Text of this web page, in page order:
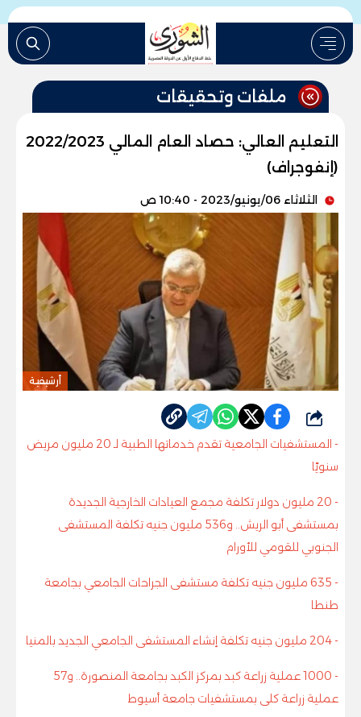
ملفات وتحقيقات
التعليم العالي: حصاد العام المالي 2022/2023
(إنفوجراف)
الثلاثاء 06/يونيو/2023 - 10:40 ص
أرشيفية
شارك
- المستشفيات الجامعية تقدم خدماتها الطبية لـ 20 مليون مريض
سنويًا
- 20 مليون دولار تكلفة مجمع العيادات الخارجية الجديدة
بمستشفى أبو الريش.. و536 مليون جنيه تكلفة المستشفى
الجنوبي للقومي للأورام
- 635 مليون جنيه تكلفة مستشفى الجراحات الجامعي بجامعة
طنطا
- 204 مليون جنيه تكلفة إنشاء المستشفى الجامعي الجديد بالمنيا
- 1000 عملية زراعة كبد بمركز الكبد بجامعة المنصورة.. و57
عملية زراعة كلى بمستشفيات جامعة أسيوط